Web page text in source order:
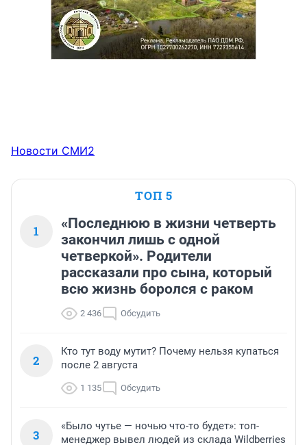
Новости СМИ2
ТОП 5
1
«Последнюю в жизни четверть
закончил лишь с одной
четверкой». Родители
рассказали про сына, который
всю жизнь боролся с раком
2 436 Обсудить
2
Кто тут воду мутит? Почему нельзя купаться
после 2 августа
1 135 Обсудить
3
«Было чутье — ночью что-то будет»: топ-
менеджер вывел людей из склада Wildberries